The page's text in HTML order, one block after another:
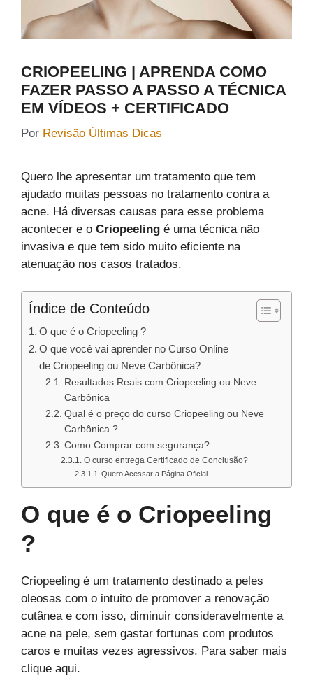
CRIOPEELING | APRENDA COMO
FAZER PASSO A PASSO A TÉCNICA
EM VÍDEOS + CERTIFICADO
Por Revisão Últimas Dicas
Quero lhe apresentar um tratamento que tem
ajudado muitas pessoas no tratamento contra a
acne. Há diversas causas para esse problema
acontecer e o Criopeeling é uma técnica não
invasiva e que tem sido muito eficiente na
atenuação nos casos tratados.
Índice de Conteúdo
O que é o Criopeeling ?
O que você vai aprender no Curso Online
de Criopeeling ou Neve Carbônica?
Resultados Reais com Criopeeling ou Neve
Carbônica
Qual é o preço do curso Criopeeling ou Neve
Carbônica ?
Como Comprar com segurança?
O curso entrega Certificado de Conclusão?
Quero Acessar a Página Oficial
O que é o Criopeeling
?
Criopeeling é um tratamento destinado a peles
oleosas com o intuito de promover a renovação
cutânea e com isso, diminuir consideravelmente a
acne na pele, sem gastar fortunas com produtos
caros e muitas vezes agressivos. Para saber mais
clique aqui.